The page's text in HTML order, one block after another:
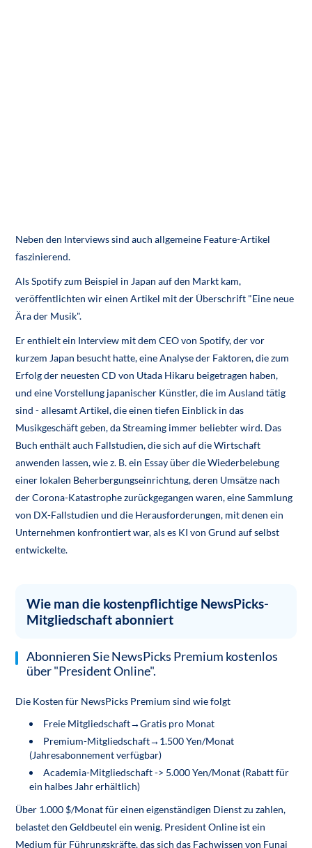
Neben den Interviews sind auch allgemeine Feature-Artikel
faszinierend.
Als Spotify zum Beispiel in Japan auf den Markt kam,
veröffentlichten wir einen Artikel mit der Überschrift "Eine neue
Ära der Musik".
Er enthielt ein Interview mit dem CEO von Spotify, der vor
kurzem Japan besucht hatte, eine Analyse der Faktoren, die zum
Erfolg der neuesten CD von Utada Hikaru beigetragen haben,
und eine Vorstellung japanischer Künstler, die im Ausland tätig
sind - allesamt Artikel, die einen tiefen Einblick in das
Musikgeschäft geben, da Streaming immer beliebter wird. Das
Buch enthält auch Fallstudien, die sich auf die Wirtschaft
anwenden lassen, wie z. B. ein Essay über die Wiederbelebung
einer lokalen Beherbergungseinrichtung, deren Umsätze nach
der Corona-Katastrophe zurückgegangen waren, eine Sammlung
von DX-Fallstudien und die Herausforderungen, mit denen ein
Unternehmen konfrontiert war, als es KI von Grund auf selbst
entwickelte.
Wie man die kostenpflichtige NewsPicks-
Mitgliedschaft abonniert
Abonnieren Sie NewsPicks Premium kostenlos
über "President Online".
Die Kosten für NewsPicks Premium sind wie folgt
Freie Mitgliedschaft→Gratis pro Monat
Premium-Mitgliedschaft→1.500 Yen/Monat
(Jahresabonnement verfügbar)
Academia-Mitgliedschaft -> 5.000 Yen/Monat (Rabatt für
ein halbes Jahr erhältlich)
Über 1.000 $/Monat für einen eigenständigen Dienst zu zahlen,
belastet den Geldbeutel ein wenig. President Online ist ein
Medium für Führungskräfte, das sich das Fachwissen von Funai